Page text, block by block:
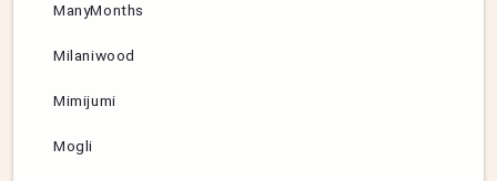
ManyMonths
Milaniwood
Mimijumi
Mogli